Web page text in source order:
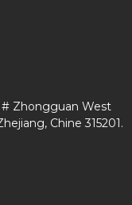
# Zhongguan West
Chine 315201.